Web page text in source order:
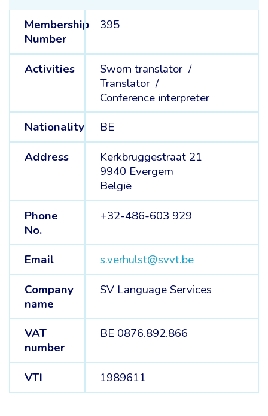
Membership
Number
395
Activities
Sworn translator /
Translator /
Conference interpreter
Nationality
BE
Address
Kerkbruggestraat 21
9940 Evergem
België
Phone
No.
+32-486-603 929
Email
s.verhulst@svvt.be
Company
name
SV Language Services
VAT
number
BE 0876.892.866
VTI 1989611